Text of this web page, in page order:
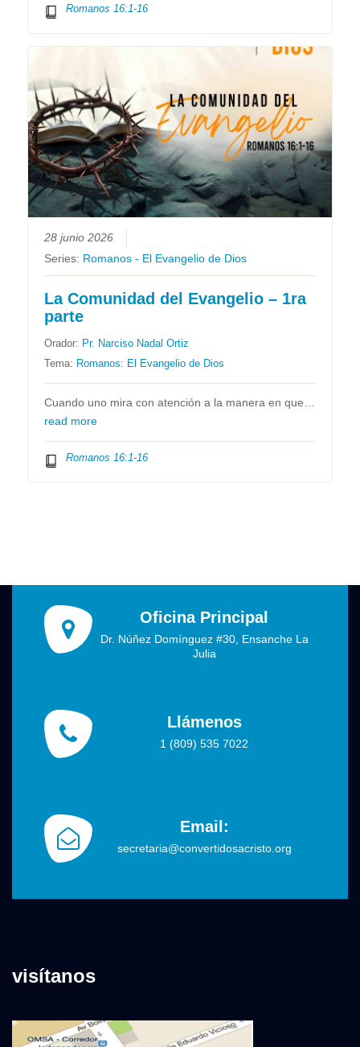
Romanos 16:1-16
28 junio 2026
Series: Romanos - El Evangelio de Dios
La Comunidad del Evangelio – 1ra
parte
Orador: Pr. Narciso Nadal Ortiz
Tema: Romanos: El Evangelio de Dios
Cuando uno mira con atención a la manera en que…
read more
Romanos 16:1-16
Oficina Principal
Dr. Núñez Domínguez #30, Ensanche La
Julia
Llámenos
1 (809) 535 7022
Email:
secretaria@convertidosacristo.org
visítanos